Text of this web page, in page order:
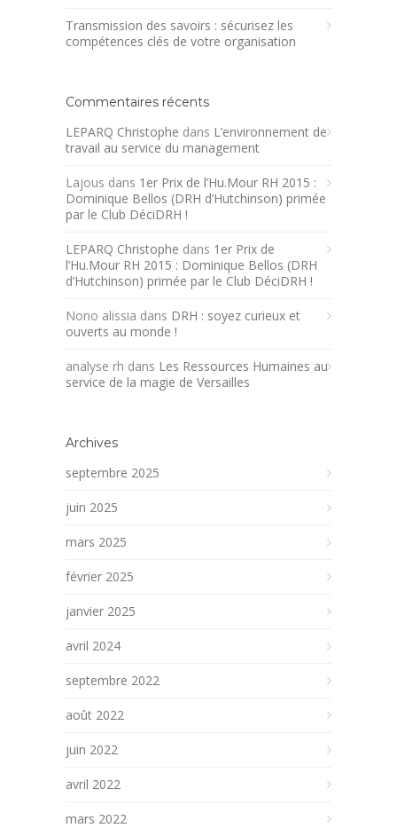
Transmission des savoirs : sécurisez les
compétences clés de votre organisation
Commentaires récents
LEPARQ Christophe dans L’environnement de
travail au service du management
Lajous dans 1er Prix de l’Hu.Mour RH 2015 :
Dominique Bellos (DRH d’Hutchinson) primée
par le Club DéciDRH !
LEPARQ Christophe dans 1er Prix de
l’Hu.Mour RH 2015 : Dominique Bellos (DRH
d’Hutchinson) primée par le Club DéciDRH !
Nono alissia dans DRH : soyez curieux et
ouverts au monde !
analyse rh dans Les Ressources Humaines au
service de la magie de Versailles
Archives
septembre 2025
juin 2025
mars 2025
février 2025
janvier 2025
avril 2024
septembre 2022
août 2022
juin 2022
avril 2022
mars 2022